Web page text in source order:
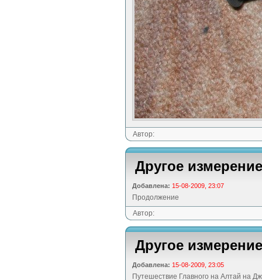
Автор:
Другое
Добавлена: 15-08-2009, 23:07
Продолжение
Автор:
Другое
Добавлена: 15-08-2009, 23:05
Путешествие Главного на Алтай на